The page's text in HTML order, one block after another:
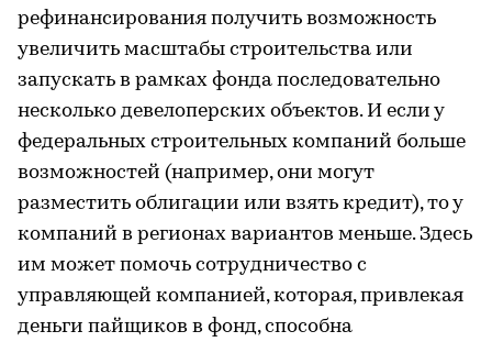
рефинансирования получить возможность
увеличить масштабы строительства или
запускать в рамках фонда последовательно
несколько девелоперских объектов. И если у
федеральных строительных компаний больше
возможностей (например, они могут
разместить облигации или взять кредит), то у
компаний в регионах вариантов меньше. Здесь
им может помочь сотрудничество с
управляющей компанией, которая, привлекая
деньги пайщиков в фонд, способна